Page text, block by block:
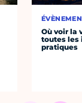
Où voir la
toutes les
pratiques